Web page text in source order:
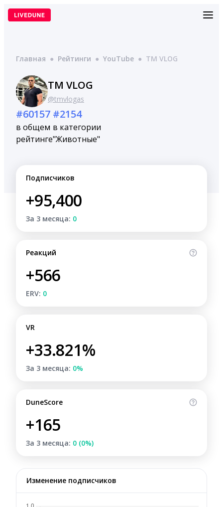
Перейти
Главная ● Рейтинги ● YouTube ● TM VLOG
TM VLOG
@tmvlogas
#60157
в общем
рейтинге
#2154
в категории
"Животные"
Подписчиков
+95,400
За 3 месяца: 0
Реакций
+566
ERV: 0
VR
+33.821%
За 3 месяца: 0%
DuneScore
+165
За 3 месяца: 0 (0%)
Изменение подписчиков